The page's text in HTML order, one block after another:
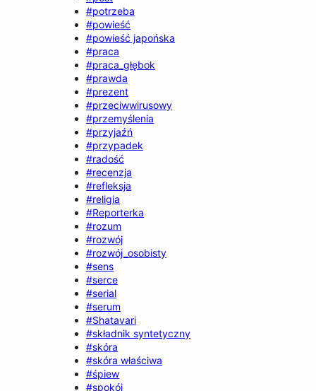
#potrzeba
#powieść
#powieść japońska
#praca
#praca_głębok
#prawda
#prezent
#przeciwwirusowy
#przemyślenia
#przyjaźń
#przypadek
#radość
#recenzja
#refleksja
#religia
#Reporterka
#rozum
#rozwój
#rozwój_osobisty
#sens
#serce
#serial
#serum
#Shatavari
#składnik syntetyczny
#skóra
#skóra właściwa
#śpiew
#spokój